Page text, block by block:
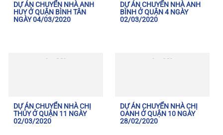
DỰ ÁN CHUYỂN NHÀ ANH
HUY Ở QUẬN BÌNH TÂN
NGÀY 04/03/2020
DỰ ÁN CHUYỂN NHÀ ANH
BÌNH Ở QUẬN 4 NGÀY
02/03/2020
DỰ ÁN CHUYỂN NHÀ CHỊ
THỦY Ở QUẬN 11 NGÀY
02/03/2020
DỰ ÁN CHUYỂN NHÀ CHỊ
OANH Ở QUẬN 10 NGÀY
28/02/2020